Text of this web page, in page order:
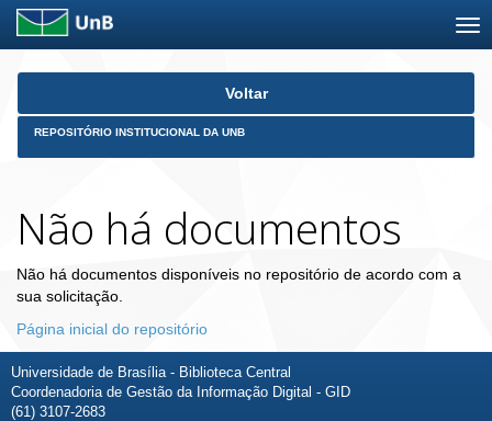
Skip
Voltar
REPOSITÓRIO INSTITUCIONAL DA UNB
Não há documentos
Não há documentos disponíveis no repositório de acordo com a
sua solicitação.
Página inicial do repositório
Universidade de Brasília - Biblioteca Central
Coordenadoria de Gestão da Informação Digital - GID
(61) 3107-2683